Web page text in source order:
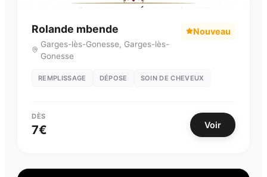
Rolande mbende
Garges-lès-Gonesse, Garges-lès-
Gonesse
Nouveau
REMPLISSAGE DÉPOSE SOIN DE CHEVEUX
DÈS
7€ Voir